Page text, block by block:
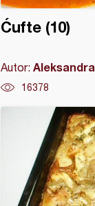
Ćufte (10)
Autor:Aleksandra
16378